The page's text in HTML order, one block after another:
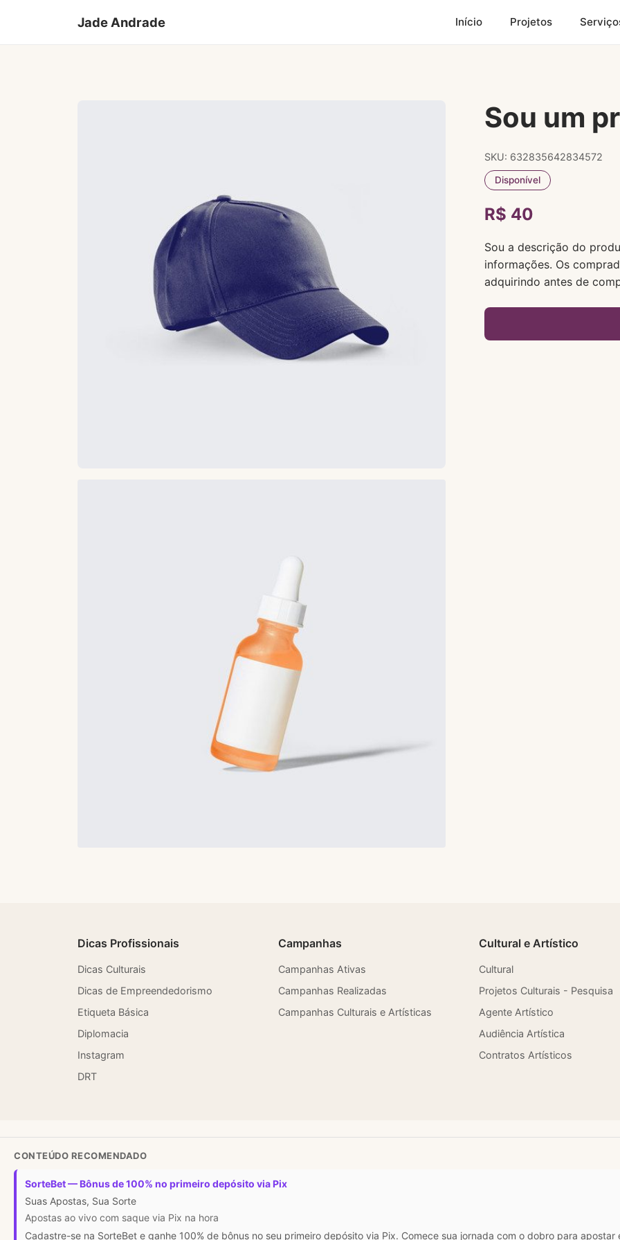
Jade Andrade Início Projetos
Sou um
SKU: 632835642834572
Disponível
R$ 40
Sou a descrição do
informações. Os
adquirindo antes de
Dicas Profissionais
Dicas Culturais
Dicas de Empreendedorismo
Etiqueta Básica
Diplomacia
Instagram
DRT
Campanhas
Campanhas Ativas
Campanhas Realizadas
Campanhas Culturais e Artísticas
Cultural e Artístico
Cultural
Projetos Culturais - Pesquisa
Agente Artístico
Audiência Artística
Contratos Artísticos
CONTEÚDO RECOMENDADO
SorteBet — Bônus de 100% no primeiro depósito via Pix
Suas Apostas, Sua Sorte
Apostas ao vivo com saque via Pix na hora
Cadastre-se na SorteBet e ganhe 100% de bônus no seu primeiro depósito via Pix. Comece sua jornada com o dobro para apostar